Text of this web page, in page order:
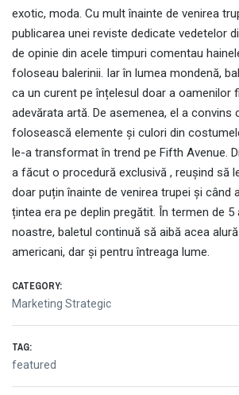
exotic, moda. Cu mult înainte de venirea
publicarea unei reviste dedicate vedetelor
de opinie din acele timpuri comentau
foloseau balerinii. Iar în lumea mondenă,
ca un curent pe înțelesul doar a oamenilor
adevărata artă. De asemenea, el a convins
folosească elemente și culori din
le-a transformat în trend pe Fifth Avenue.
a făcut o procedură exclusivă , reușind să
doar puțin înainte de venirea trupei și când
țintea era pe deplin pregătit. În termen de 5
noastre, baletul continuă să aibă acea
americani, dar și pentru întreaga lume.
CATEGORY:
Marketing Strategic
TAG:
featured